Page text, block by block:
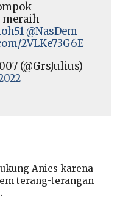
meraih
@NasDem
2VLKe73G6E
(@GrsJulius)
Anies karena
terang-terangan